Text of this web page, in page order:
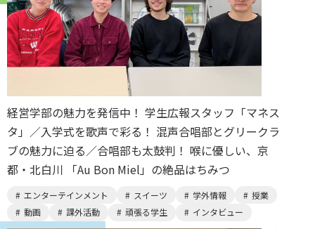
経営学部の魅力を発信中！ 学生広報スタッフ「マネス
タ」／入学式を歌声で彩る！ 混声合唱部とグリークラ
ブの魅力に迫る／合唱部も太鼓判！ 喉に優しい、京
都・北白川 「Au Bon Miel」の絶品はちみつ
エンターテインメント スイーツ 学外情報
授業
動画
課外活動 頑張る学生 インタビュー